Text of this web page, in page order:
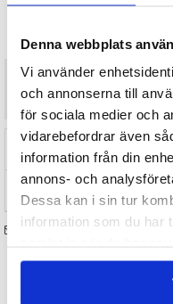
Denna webbplats
Vi använder
och annonserna till
för sociala medier och
vidarebefordrar även
information från din
annons- och
Dessa kan i sin tur
information som du har
Preliminärt åter i lager: Okänt
Dragkedjereflex som är
små(ca5x1cm) eller 1st
RECENSIONER (0)
FRÅGA OSS OM VARAN